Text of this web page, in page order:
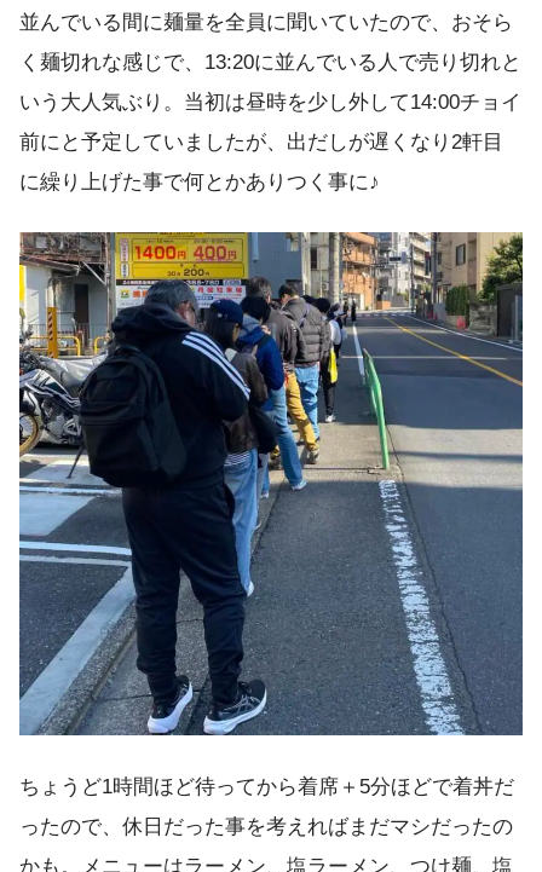
並んでいる間に麺量を全員に聞いていたので、おそら
く麺切れな感じで、13:20に並んでいる人で売り切れと
いう大人気ぶり。当初は昼時を少し外して14:00チョイ
前にと予定していましたが、出だしが遅くなり2軒目
に繰り上げた事で何とかありつく事に♪
ちょうど1時間ほど待ってから着席＋5分ほどで着丼だ
ったので、休日だった事を考えればまだマシだったの
かも。メニューはラーメン、塩ラーメン、つけ麺、塩